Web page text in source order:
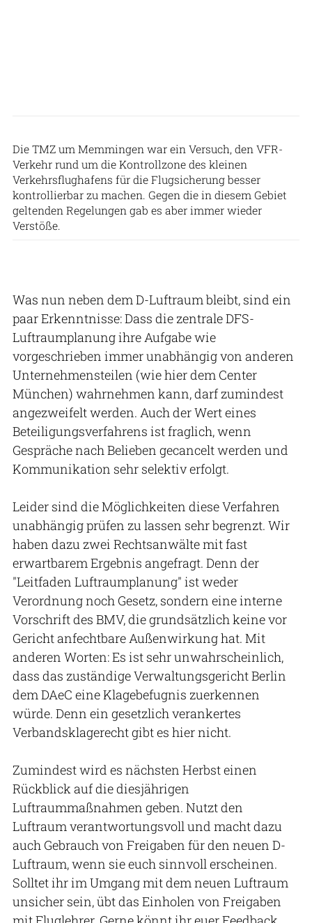
Die TMZ um Memmingen war ein Versuch, den VFR-
Verkehr rund um die Kontrollzone des kleinen
Verkehrsflughafens für die Flugsicherung besser
kontrollierbar zu machen. Gegen die in diesem Gebiet
geltenden Regelungen gab es aber immer wieder
Verstöße.
Was nun neben dem D-Luftraum bleibt, sind ein
paar Erkenntnisse: Dass die zentrale DFS-
Luftraumplanung ihre Aufgabe wie
vorgeschrieben immer unabhängig von anderen
Unternehmensteilen (wie hier dem Center
München) wahrnehmen kann, darf zumindest
angezweifelt werden. Auch der Wert eines
Beteiligungsverfahrens ist fraglich, wenn
Gespräche nach Belieben gecancelt werden und
Kommunikation sehr selektiv erfolgt.
Leider sind die Möglichkeiten diese Verfahren
unabhängig prüfen zu lassen sehr begrenzt. Wir
haben dazu zwei Rechtsanwälte mit fast
erwartbarem Ergebnis angefragt. Denn der
"Leitfaden Luftraumplanung" ist weder
Verordnung noch Gesetz, sondern eine interne
Vorschrift des BMV, die grundsätzlich keine vor
Gericht anfechtbare Außenwirkung hat. Mit
anderen Worten: Es ist sehr unwahrscheinlich,
dass das zuständige Verwaltungsgericht Berlin
dem DAeC eine Klagebefugnis zuerkennen
würde. Denn ein gesetzlich verankertes
Verbandsklagerecht gibt es hier nicht.
Zumindest wird es nächsten Herbst einen
Rückblick auf die diesjährigen
Luftraummaßnahmen geben. Nutzt den
Luftraum verantwortungsvoll und macht dazu
auch Gebrauch von Freigaben für den neuen D-
Luftraum, wenn sie euch sinnvoll erscheinen.
Solltet ihr im Umgang mit dem neuen Luftraum
unsicher sein, übt das Einholen von Freigaben